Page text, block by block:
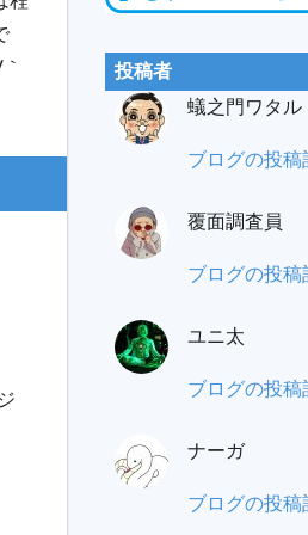
｀
投稿者
蟻之門ワタル
蟻
門
ワ
ル:
ブログの投稿
覆面調査員
も
パ
面
査
ブログの投稿
ユニ太
ユ
太:
ブログの投稿
ナーガ
ナ
ブログの投稿